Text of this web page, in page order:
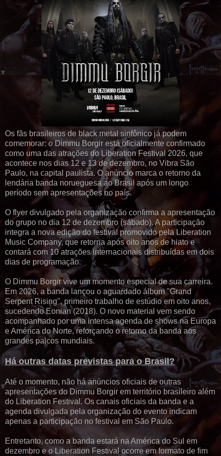
Os fãs brasileiros de black metal sinfônico já podem
comemorar: o Dimmu Borgir está oficialmente confirmado
como uma das atrações do Liberation Festival 2026, que
acontece nos dias 12 e 13 de dezembro, no Vibra São
Paulo, na capital paulista. O anúncio marca o retorno da
lendária banda norueguesa ao Brasil após um longo
período sem apresentações no país.
O flyer divulgado pela organização confirma a apresentação
do grupo no dia 12 de dezembro (sábado). A participação
integra a nova edição do festival promovido pela Liberation
Music Company, que retorna após oito anos de hiato e
contará com 10 atrações internacionais distribuídas em dois
dias de programação.
O Dimmu Borgir vive um momento especial de sua carreira.
Em 2026, a banda lançou o aguardado álbum "Grand
Serpent Rising", primeiro trabalho de estúdio em oito anos,
sucedendo Eonian (2018). O novo material vem sendo
acompanhado por uma intensa agenda de shows na Europa
e América do Norte, reforçando o retorno da banda aos
grandes palcos mundiais.
Há outras datas previstas para o Brasil?
Até o momento, não há anúncios oficiais de outras
apresentações do Dimmu Borgir em território brasileiro além
do Liberation Festival. Os canais oficiais da banda e a
agenda divulgada pela organização do evento indicam
apenas a participação no festival em São Paulo.
Entretanto, como a banda estará na América do Sul em
dezembro e o Liberation Festival ocorre em formato de fim